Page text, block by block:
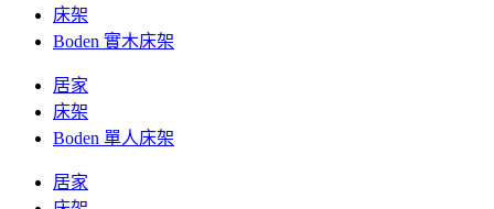
床架
Boden 實木床架
居家
床架
Boden 單人床架
居家